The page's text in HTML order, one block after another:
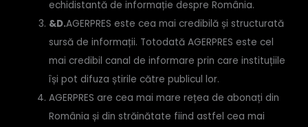
echidistantă de informație despre România.
&D.AGERPRES este cea mai credibilă și structurată
sursă de informații. Totodată AGERPRES este cel
mai credibil canal de informare prin care instituțiile
își pot difuza știrile către publicul lor.
AGERPRES are cea mai mare rețea de abonați din
România și din străinătate fiind astfel cea mai